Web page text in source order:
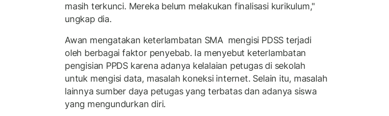
masih terkunci. Mereka belum melakukan finalisasi kurikulum,"
ungkap dia.
Awan mengatakan keterlambatan SMA mengisi PDSS terjadi
oleh berbagai faktor penyebab. Ia menyebut keterlambatan
pengisian PPDS karena adanya kelalaian petugas di sekolah
untuk mengisi data, masalah koneksi internet. Selain itu, masalah
lainnya sumber daya petugas yang terbatas dan adanya siswa
yang mengundurkan diri.